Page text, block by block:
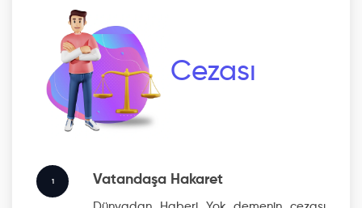
Cezası
1 Vatandaşa Hakaret